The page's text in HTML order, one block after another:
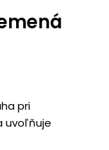
pri
uvoľňuje